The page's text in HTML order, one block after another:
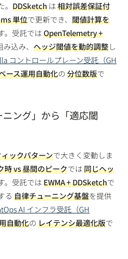
。DDSketch は相対誤差保証付
単位で更新でき、閾値計算を
。受託ではOpenTelemetry +
み込み、ヘッジ閾値を動的調整し
コントロールプレーン受託（GH
ース運用自動化の分位数版で
ング」から「適応閾
ックパターンで大きく変動しま
時 vs 昼間のピークでは同じヘッ
。受託ではEWMA + DDSketchで
る自律チューニング基盤を提供
AI インフラ受託（GH
自動化のレイテンシ最適化版で